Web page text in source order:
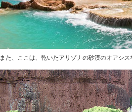
また、ここは、乾いたアリゾナの砂漠のオアシス